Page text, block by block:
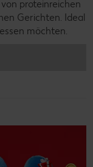
proteinreichen
Gerichten. Ideal
möchten.